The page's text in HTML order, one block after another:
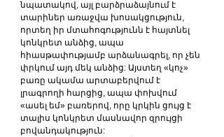
նպատակով, այլ բարձրաձայնում է
տարիներ առաջվա խոսակցություն,
որտեղ իր մտահոգությունն է հայտնել
կոնկրետ անձից, ապա
հիասթափությամբ արձանագրել, որ չեն
փրկում այդ մեկ անձից: Այստեղ «կոչ»
բառը ակամա արտաբերվում է
լրագրողի հարցից, ապա փոխվում
«ասել եմ» բառերով, որը կրկին ցույց է
տալիս կոնկրետ մասնավոր զրույցի
բովանդակություն: